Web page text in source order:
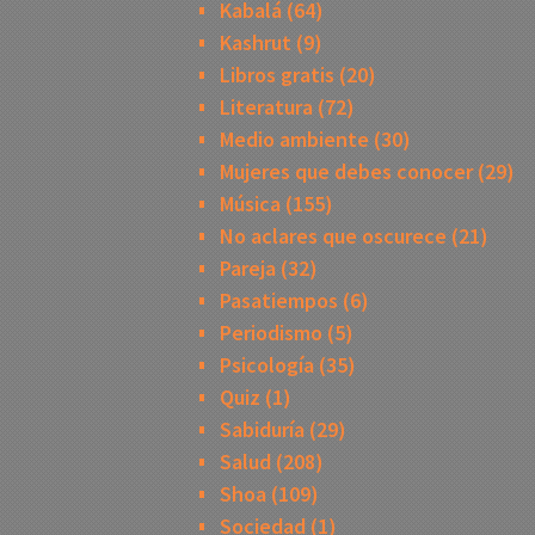
Kabalá (64)
Kashrut (9)
Libros gratis (20)
Literatura (72)
Medio ambiente (30)
Mujeres que debes conocer(29)
Música (155)
No aclares que oscurece (21)
Pareja (32)
Pasatiempos (6)
Periodismo (5)
Psicología (35)
Quiz (1)
Sabiduría (29)
Salud (208)
Shoa (109)
Sociedad (1)